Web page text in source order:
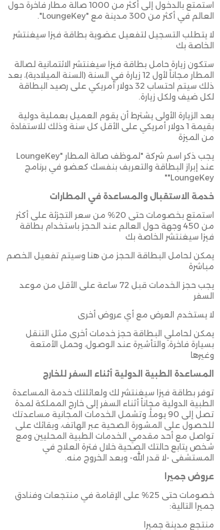
استمتع بالدخول إلى أكثر من 1000 صالة مطار فاخرة حول
العالم في أكثر من 300 مدينة مع
"LoungeKey".
لا يتطلب التسجيل لتفعيل عضوية بطاقة فيزا سيغنتشر
الخاصة بك
ستكون زيارة حامل بطاقة فيزا سيغنتشر الائتمانية لصالة
المطار مجاناً لأول 12 زيارة في السنة (السنة الميلادية)، بعد
ذلك سيتم احتساب 32 دولار أمريكي على رصيد البطاقة
لكل ضيف ولكل زيارة.
بعد الزيارة الأولى يشترط أن يقوم العميل بعملية دولية
بقيمة 1 دولار أمريكي على الأقل كل سنة وذلك للاستفادة
من الميزة
يجب ذكر اسم شركة "LoungeKey"لموظف صالة المطار
عند إبراز البطاقة والتعريف بنفسك كعضو في برنامج
LoungeKey""
خدمة الاستقبال والمساعدة في المطارات
استمتع بخصومات حتى 20% من سعر التجزئة على أكثر
من 450 وجهة حول العالم عند الحجز باستخدام بطاقة
فيزا سيغنتشر الخاصة بك
يمكن لحامل البطاقة الحجز من هنا وسيتم تفعيل الخصم
مباشرة
يجب حجز الخدمات قبل 72 ساعة على الأقل من موعد
السفر
لا يستخدم العرض مع أي عروض أخرى
يمكن لحاملي البطاقة حجز خدمات أخرى مثل التنقل
بسيارة فاخرة، والتأشيرة عند الوصول، وحمل الأمتعة
وغيرها
المساعدة الطبية الدولية أثناء السفر للخارج
توفر بطاقة فيزا سيغنتشر لك ولعائلتك خدمة المساعدة
الطبية الدولية مجاناً أثناء السفر إلى خارج المملكة لمدة
تصل إلى 90 يوماً، وتشمل الخدمات المجانية مساعدتك
للحصول على المشورة الصحية عبر الهاتف، وبقائك على
تواصل مع أحد مقدمي الخدمات الطبية المحليين ومع
شخص يتابع حالتك الصحية خلال فترة العلاج في
المستشفى -لا قدر الله- وبعد الخروج منه.
عروض جميرا
خصومات حتى 25% على الإقامة في منتجعات وفنادق
جميرا التالية:
منتجع مدينة جميرا